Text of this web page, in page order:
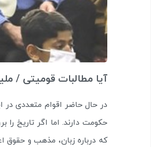
آیا مطالبات قومیتی /
در حال حاضر اقوام متعددی در
حکومت دارند. اما اگر تاریخ
که درباره زبان، مذهب و حقوق